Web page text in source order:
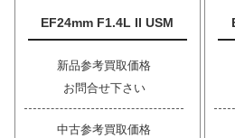
EF24mm F1.4L II USM
新品参考買取価格
お問合せ下さい
中古参考買取価格